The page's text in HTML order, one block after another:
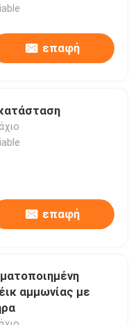
επαφή
επαφή
αμμωνίας με